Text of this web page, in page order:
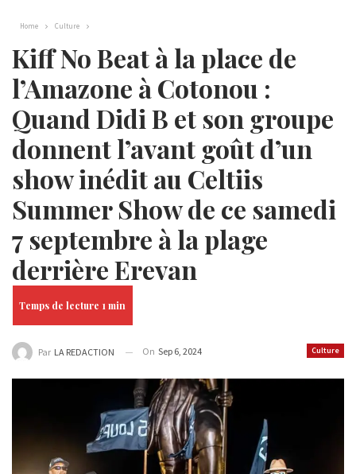
Home Culture
Kiff No Beat à la place de
l’Amazone à Cotonou :
Quand Didi B et son groupe
donnent l’avant goût d’un
show inédit au Celtiis
Summer Show de ce samedi
7 septembre à la plage
derrière Erevan
Culture
Par LA REDACTION On Sep 6, 2024